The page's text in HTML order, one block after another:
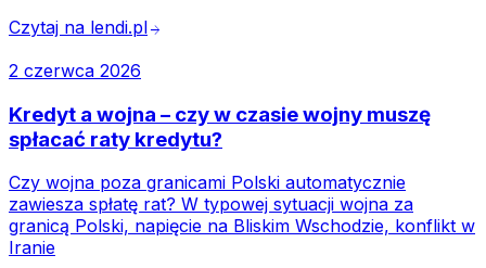
Czytaj na lendi.plarrow_forward
2 czerwca 2026
Kredyt a wojna – czy w czasie wojny muszę
spłacać raty kredytu?
Czy wojna poza granicami Polski automatycznie
zawiesza spłatę rat? W typowej sytuacji wojna za
granicą Polski, napięcie na Bliskim Wschodzie, konflikt w
Iranie